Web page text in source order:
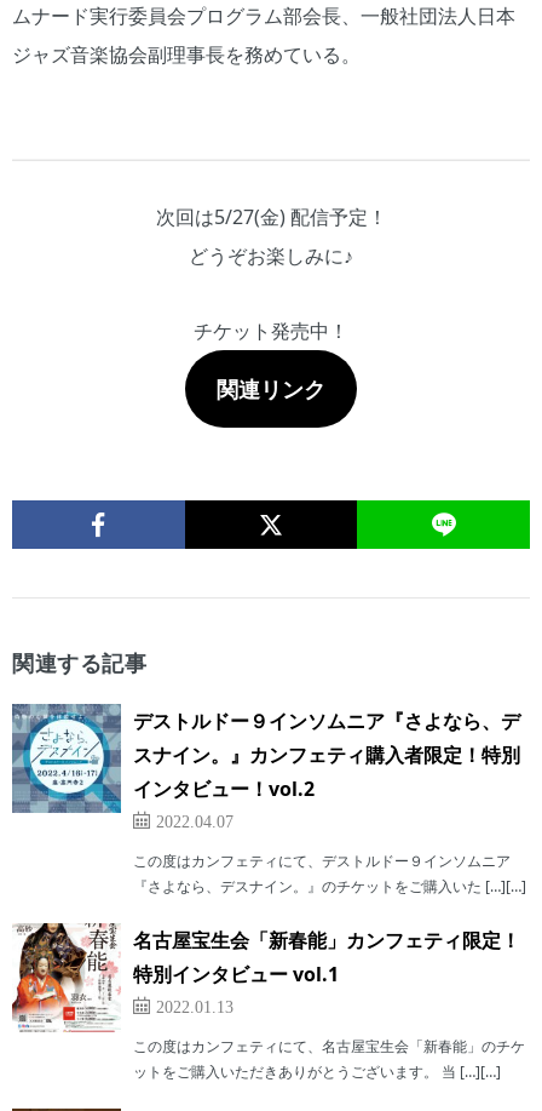
ムナード実行委員会プログラム部会長、一般社団法人日本
ジャズ音楽協会副理事長を務めている。
次回は5/27(金) 配信予定！
どうぞお楽しみに♪
チケット発売中！
関連リンク
関連する記事
デストルドー９インソムニア『さよなら、デ
スナイン。』カンフェティ購入者限定！特別
インタビュー！vol.2
2022.04.07
この度はカンフェティにて、デストルドー９インソムニア
『さよなら、デスナイン。』のチケットをご購入いた […][…]
名古屋宝生会「新春能」カンフェティ限定！
特別インタビュー vol.1
2022.01.13
この度はカンフェティにて、名古屋宝生会「新春能」のチケ
ットをご購入いただきありがとうございます。 当 […][…]